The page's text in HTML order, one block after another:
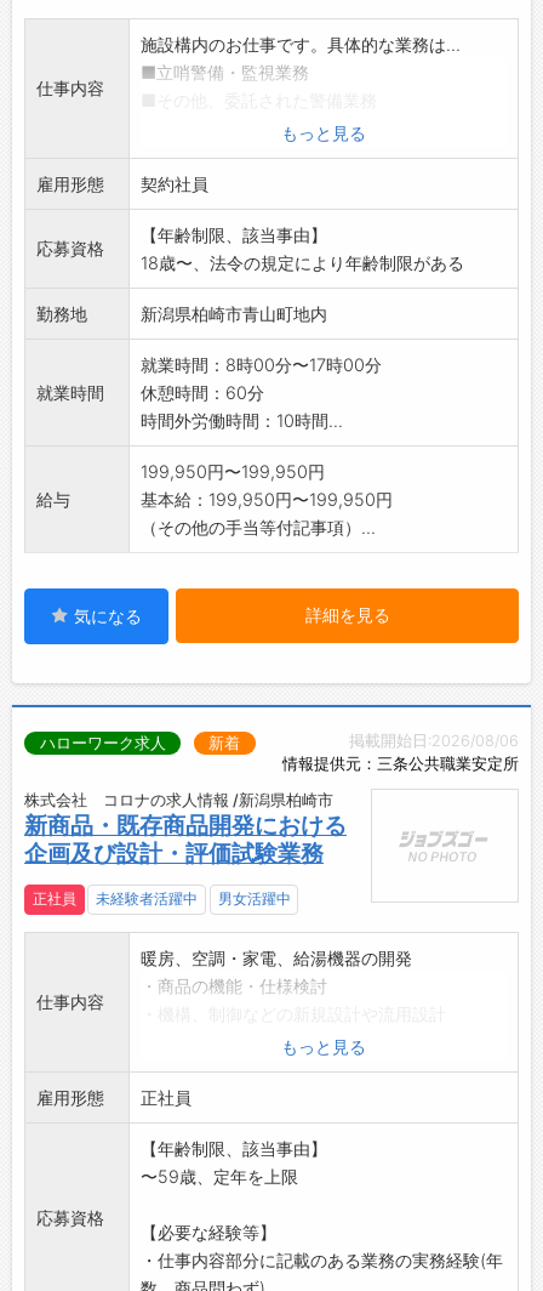
仕事内容
施設構内のお仕事です。具体的な業務は…
■立哨警備・監視業務
◇経験不問・資格不問・未経験者活躍中
◇入社時座学研修・業務開始時現場研修あり
入社後は営業所で4日間の座学研修がありま
す。
「変更範囲:会社の定める範囲」
もっと見る
雇用形態 契約社員
応募資格
【年齢制限、該当事由】
18歳〜、法令の規定により年齢制限がある
勤務地 新潟県柏崎市青山町地内
就業時間
就業時間：8時00分〜17時00分
休憩時間：60分
時間外労働時間：10時間...
給与
199,950円〜199,950円
基本給：199,950円〜199,950円
（その他の手当等付記事項）...
気になる 詳細を見る
掲載開始日:2026/08/06
情報提供元：三条公共職業安定所
ハローワーク求人 新着
株式会社 コロナの求人情報 /新潟県柏崎市
新商品・既存商品開発における
企画及び設計・評価試験業務
正社員 未経験者活躍中 男女活躍中
仕事内容
暖房、空調・家電、給湯機器の開発
・商品の機能・仕様検討
・試作機の性能評価
・電気回路設計
・組み込みマイコンソフト開発
変更範囲:会社が定める業務
※これらの業務の中で、ご本人の適性や希望か
ら
もっと見る
雇用形態 正社員
応募資格
【年齢制限、該当事由】
〜59歳、定年を上限
【必要な経験等】
・仕事内容部分に記載のある業務の実務経験(年